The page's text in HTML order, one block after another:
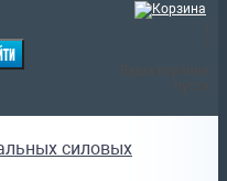
силовых